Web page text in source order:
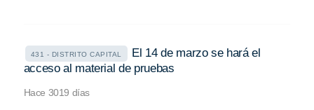
431 - DISTRITO CAPITAL
El 14 de marzo se hará el
acceso al material de pruebas
Hace 3019 días